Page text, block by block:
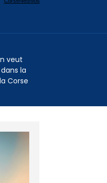
veut
la
Corse